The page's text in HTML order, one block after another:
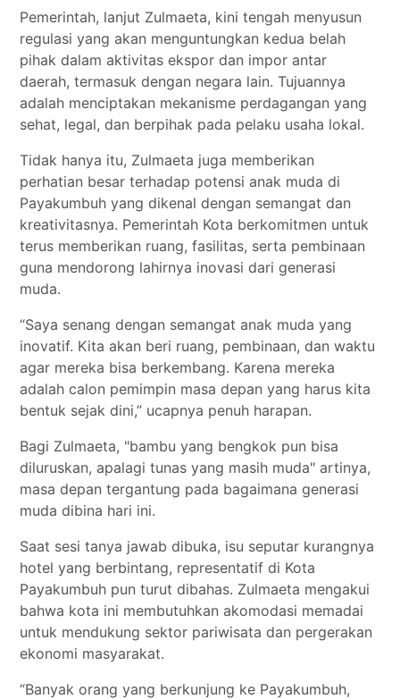
Pemerintah, lanjut Zulmaeta, kini tengah menyusun
regulasi yang akan menguntungkan kedua belah
pihak dalam aktivitas ekspor dan impor antar
daerah, termasuk dengan negara lain. Tujuannya
adalah menciptakan mekanisme perdagangan yang
sehat, legal, dan berpihak pada pelaku usaha lokal.
Tidak hanya itu, Zulmaeta juga memberikan
perhatian besar terhadap potensi anak muda di
Payakumbuh yang dikenal dengan semangat dan
kreativitasnya. Pemerintah Kota berkomitmen untuk
terus memberikan ruang, fasilitas, serta pembinaan
guna mendorong lahirnya inovasi dari generasi
muda.
“Saya senang dengan semangat anak muda yang
inovatif. Kita akan beri ruang, pembinaan, dan waktu
agar mereka bisa berkembang. Karena mereka
adalah calon pemimpin masa depan yang harus kita
bentuk sejak dini,” ucapnya penuh harapan.
Bagi Zulmaeta, "bambu yang bengkok pun bisa
diluruskan, apalagi tunas yang masih muda" artinya,
masa depan tergantung pada bagaimana generasi
muda dibina hari ini.
Saat sesi tanya jawab dibuka, isu seputar kurangnya
hotel yang berbintang, representatif di Kota
Payakumbuh pun turut dibahas. Zulmaeta mengakui
bahwa kota ini membutuhkan akomodasi memadai
untuk mendukung sektor pariwisata dan pergerakan
ekonomi masyarakat.
“Banyak orang yang berkunjung ke Payakumbuh,